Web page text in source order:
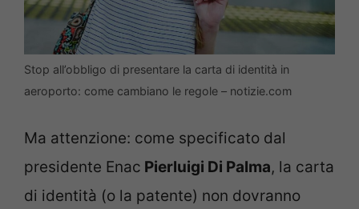
Stop all’obbligo di presentare la carta di identità in
aeroporto: come cambiano le regole – notizie.com
Ma attenzione: come specificato dal
presidente Enac Pierluigi Di Palma, la carta
di identità (o la patente) non dovranno